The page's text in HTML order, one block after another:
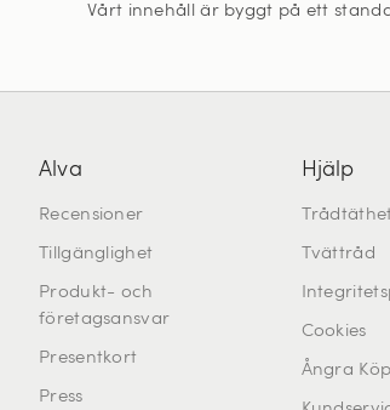
Vårt innehåll är byggt på ett
Alva
Recensioner
Tillgänglighet
Produkt- och
företagsansvar
Presentkort
Press
Hjälp
Tvättråd
Cookies
Ångra Köp